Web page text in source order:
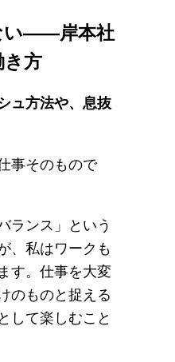
い――岸本社
き方
ュ方法や、息抜
事そのもので
ランス」という
、私はワークも
す。仕事を大変
のものと捉える
して楽しむこと